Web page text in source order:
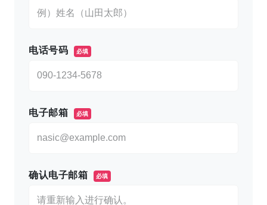
电话号码 必填
电子邮箱 必填
确认电子邮箱 必填